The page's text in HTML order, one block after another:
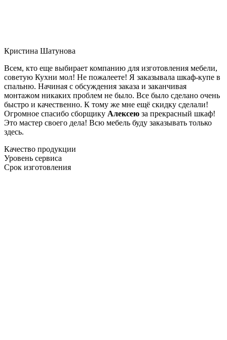
Кристина Шатунова
Всем, кто еще выбирает компанию для изготовления мебели,
советую Кухни мол! Не пожалеете! Я заказывала шкаф-купе в
спальню. Начиная с обсуждения заказа и заканчивая
монтажом никаких проблем не было. Все было сделано очень
быстро и качественно. К тому же мне ещё скидку сделали!
Огромное спасибо сборщику Алексею за прекрасный шкаф!
Это мастер своего дела! Всю мебель буду заказывать только
здесь.
Качество продукции
Уровень сервиса
Срок изготовления